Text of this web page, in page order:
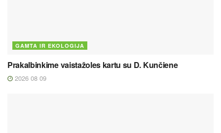
GAMTA IR EKOLOGIJA
Prakalbinkime vaistažoles kartu su D. Kunčiene
2026 08 09